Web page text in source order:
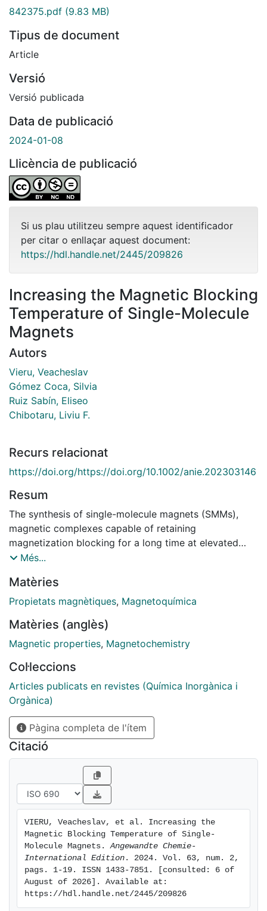
842375.pdf (9.83 MB)
Tipus de document
Article
Versió
Versió publicada
Data de publicació
2024-01-08
Llicència de publicació
Si us plau utilitzeu sempre aquest identificador
per citar o enllaçar aquest document:
https://hdl.handle.net/2445/209826
Increasing the Magnetic Blocking
Temperature of Single-Molecule
Magnets
Autors
Vieru, Veacheslav
Gómez Coca, Silvia
Ruiz Sabín, Eliseo
Chibotaru, Liviu F.
Recurs relacionat
https://doi.org/https://doi.org/10.1002/anie.202303146
Resum
The synthesis of single-molecule magnets (SMMs),
magnetic complexes capable of retaining
magnetization blocking for a long time at elevated
temperatures, has been a major concern for
review, we describe basic SMMs and the different
approaches that allow high magnetization-blocking
factors affecting magnetization blocking, magnetic
axiality and the height of the blocking barrier, which
in terms of their SMM efficiency. Finally, we discuss
several practical routes for the design of mono- and
polynuclear complexes that could be applied in
memory devices.
Més...
Matèries
Propietats magnètiques, Magnetoquímica
Matèries (anglès)
Magnetic properties, Magnetochemistry
Col·leccions
Articles publicats en revistes (Química Inorgànica i
Orgànica)
Pàgina completa de l'ítem
Citació
VIERU, Veacheslav, et al. Increasing the
Magnetic Blocking Temperature of Single-
Molecule Magnets. Angewandte Chemie-
International Edition . 2024. Vol. 63, num. 2,
pags. 1-19. ISSN 1433-7851. [consulted: 6 of
August of 2026]. Available at:
https://hdl.handle.net/2445/209826